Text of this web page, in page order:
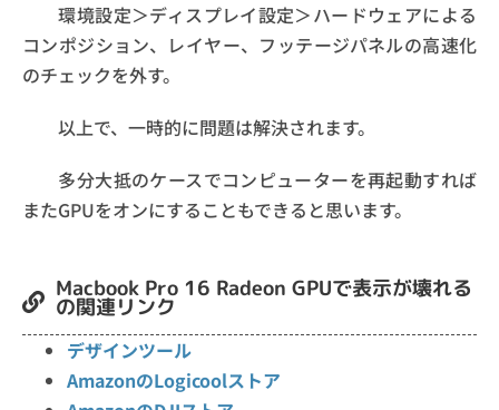
環境設定＞ディスプレイ設定＞ハードウェアによる
コンポジション、レイヤー、フッテージパネルの高速化
のチェックを外す。
以上で、一時的に問題は解決されます。
多分大抵のケースでコンピューターを再起動すれば
またGPUをオンにすることもできると思います。
Macbook Pro 16 Radeon GPUで表示が壊れる
の関連リンク
デザインツール
AmazonのLogicoolストア